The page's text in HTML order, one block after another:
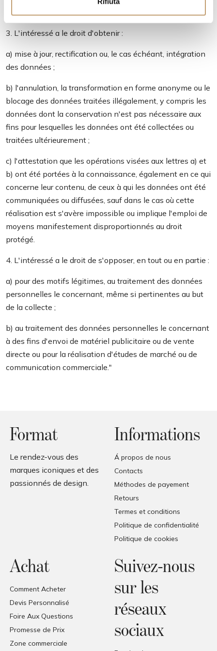
désigné sur le territoire de l'État, responsables ou agents.
3. L'intéressé a le droit d'obtenir :
a) mise à jour, rectification ou, le cas échéant, intégration
des données ;
b) l'annulation, la transformation en forme anonyme ou le
blocage des données traitées illégalement, y compris les
données dont la conservation n'est pas nécessaire aux
fins pour lesquelles les données ont été collectées ou
traitées ultérieurement ;
c) l'attestation que les opérations visées aux lettres a) et
b) ont été portées à la connaissance, également en ce qui
concerne leur contenu, de ceux à qui les données ont été
communiquées ou diffusées, sauf dans le cas où cette
réalisation est s'avère impossible ou implique l'emploi de
moyens manifestement disproportionnés au droit
protégé.
4. L'intéressé a le droit de s'opposer, en tout ou en partie :
a) pour des motifs légitimes, au traitement des données
personnelles le concernant, même si pertinentes au but
de la collecte ;
b) au traitement des données personnelles le concernant
à des fins d'envoi de matériel publicitaire ou de vente
directe ou pour la réalisation d'études de marché ou de
communication commerciale."
Format
Le rendez-vous des
marques iconiques et des
passionnés de design.
Informations
Á propos de nous
Contacts
Méthodes de payement
Retours
Termes et conditions
Politique de confidentialité
Politique de cookies
Achat
Comment Acheter
Devis Personnalisé
Foire Aux Questions
Promesse de Prix
Zone commerciale
Suivez-nous
sur les
réseaux
sociaux